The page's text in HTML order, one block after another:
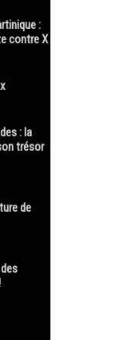
:
contre X
: la
trésor
de